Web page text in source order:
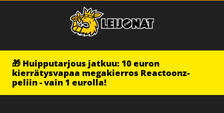
🎁 Huipputarjous jatkuu: 10 euron
kierrätysvapaa megakierros Reactoonz-
peliin - vain 1 eurolla!